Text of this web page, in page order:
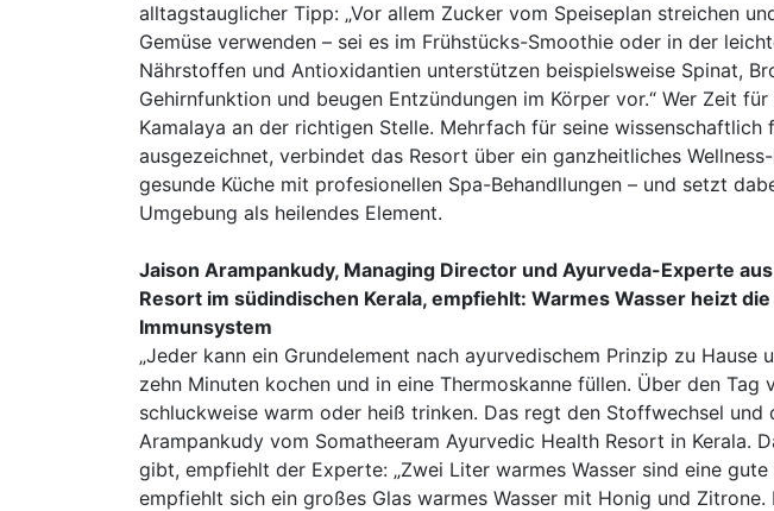
alltagstauglicher Tipp: „Vor allem Zucker vom Speiseplan streichen
Gemüse verwenden – sei es im Frühstücks-Smoothie oder in der
Nährstoffen und Antioxidantien unterstützen beispielsweise Spinat,
Gehirnfunktion und beugen Entzündungen im Körper vor.“ Wer Zeit
Kamalaya an der richtigen Stelle. Mehrfach für seine
ausgezeichnet, verbindet das Resort über ein ganzheitliches
gesunde Küche mit profesionellen Spa-Behandllungen – und setzt
Umgebung als heilendes Element.
Jaison Arampankudy, Managing Director und Ayurveda-Experte
Resort im südindischen Kerala, empfiehlt: Warmes Wasser heizt
Immunsystem
„Jeder kann ein Grundelement nach ayurvedischem Prinzip zu Hause
zehn Minuten kochen und in eine Thermoskanne füllen. Über den
schluckweise warm oder heiß trinken. Das regt den Stoffwechsel und
Arampankudy vom Somatheeram Ayurvedic Health Resort in Kerala.
gibt, empfiehlt der Experte: „Zwei Liter warmes Wasser sind eine
empfiehlt sich ein großes Glas warmes Wasser mit Honig und